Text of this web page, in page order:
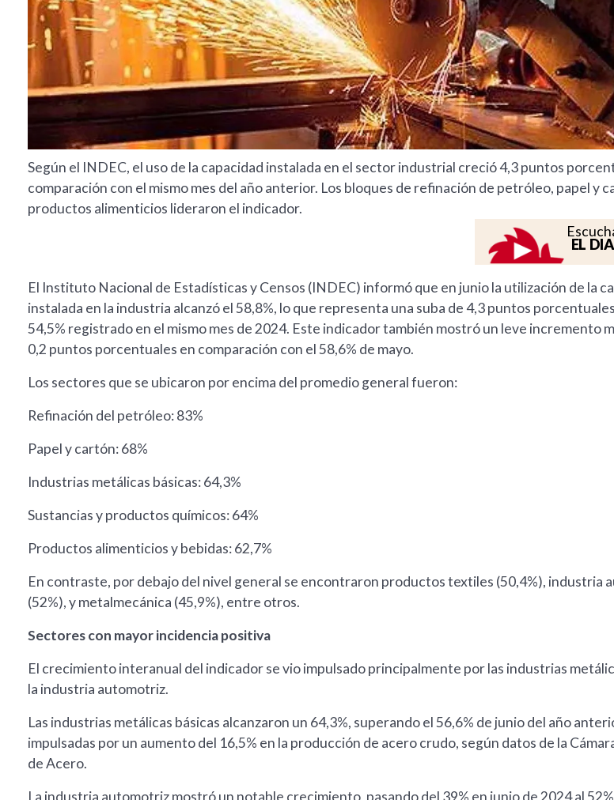
Según el INDEC, el uso de la capacidad instalada en el sector industrial creció 4,3 puntos
comparación con el mismo mes del año anterior. Los bloques de refinación de petróleo, papel y
productos alimenticios lideraron el indicador.
EL
El Instituto Nacional de Estadísticas y Censos (INDEC) informó que en junio la utilización de la
instalada en la industria alcanzó el 58,8%, lo que representa una suba de 4,3 puntos
54,5% registrado en el mismo mes de 2024. Este indicador también mostró un leve incremento
0,2 puntos porcentuales en comparación con el 58,6% de mayo.
Los sectores que se ubicaron por encima del promedio general fueron:
Refinación del petróleo: 83%
Papel y cartón: 68%
Industrias metálicas básicas: 64,3%
Sustancias y productos químicos: 64%
Productos alimenticios y bebidas: 62,7%
En contraste, por debajo del nivel general se encontraron productos textiles (50,4%), industria
(52%), y metalmecánica (45,9%), entre otros.
Sectores con mayor incidencia positiva
El crecimiento interanual del indicador se vio impulsado principalmente por las industrias
la industria automotriz.
Las industrias metálicas básicas alcanzaron un 64,3%, superando el 56,6% de junio del año
impulsadas por un aumento del 16,5% en la producción de acero crudo, según datos de la
de Acero.